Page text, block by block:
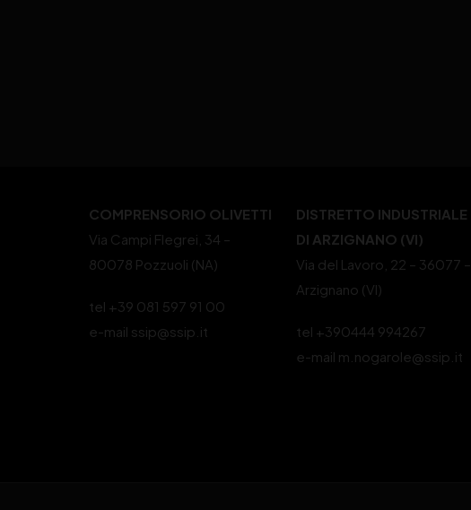
COMPRENSORIO OLIVETTI
Via Campi Flegrei, 34 –
80078 Pozzuoli (NA)
tel +39 081 597 91 00
e-mail ssip@ssip.it
DISTRETTO INDUSTRIALE
DI ARZIGNANO (VI)
Via del Lavoro, 22 – 36077 –
Arzignano (VI)
tel +390444 994267
e-mail m.nogarole@ssip.it